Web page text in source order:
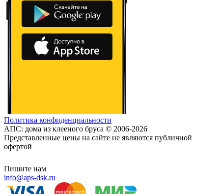
Политика конфиденциальности
АПС: дома из клееного бруса © 2006-2026
Представленные цены на сайте не являются публичной
офертой
Пишите нам
info@aps-dsk.ru